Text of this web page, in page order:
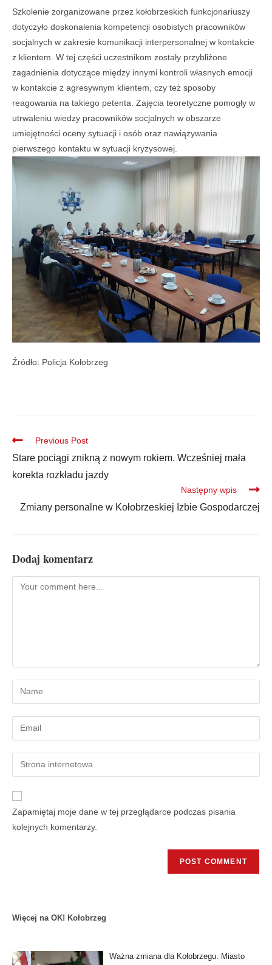
Szkolenie zorganizowane przez kołobrzeskich funkcjonariuszy
dotyczyło doskonalenia kompetencji osobistych pracowników
socjalnych w zakresie komunikacji interpersonalnej w kontakcie
z klientem. W tej części uczestnikom zostały przybliżone
zagadnienia dotyczące między innymi kontroli własnych emocji
w kontakcie z agresywnym klientem, czy też sposoby
reagowania na takiego petenta. Zajęcia teoretyczne pomogły w
utrwaleniu wiedzy pracowników socjalnych w obszarze
umiejętności oceny sytuacji i osób oraz nawiązywania
pierwszego kontaktu w sytuacji kryzysowej.
Źródło: Policja Kołobrzeg
Previous Post
Stare pociągi znikną z nowym rokiem. Wcześniej mała
korekta rozkładu jazdy
Następny wpis
Zmiany personalne w Kołobrzeskiej Izbie Gospodarczej
Dodaj komentarz
Zapamiętaj moje dane w tej przeglądarce podczas pisania
kolejnych komentarzy.
Więcej na OK! Kołobrzeg
Ważna zmiana dla Kołobrzegu. Miasto